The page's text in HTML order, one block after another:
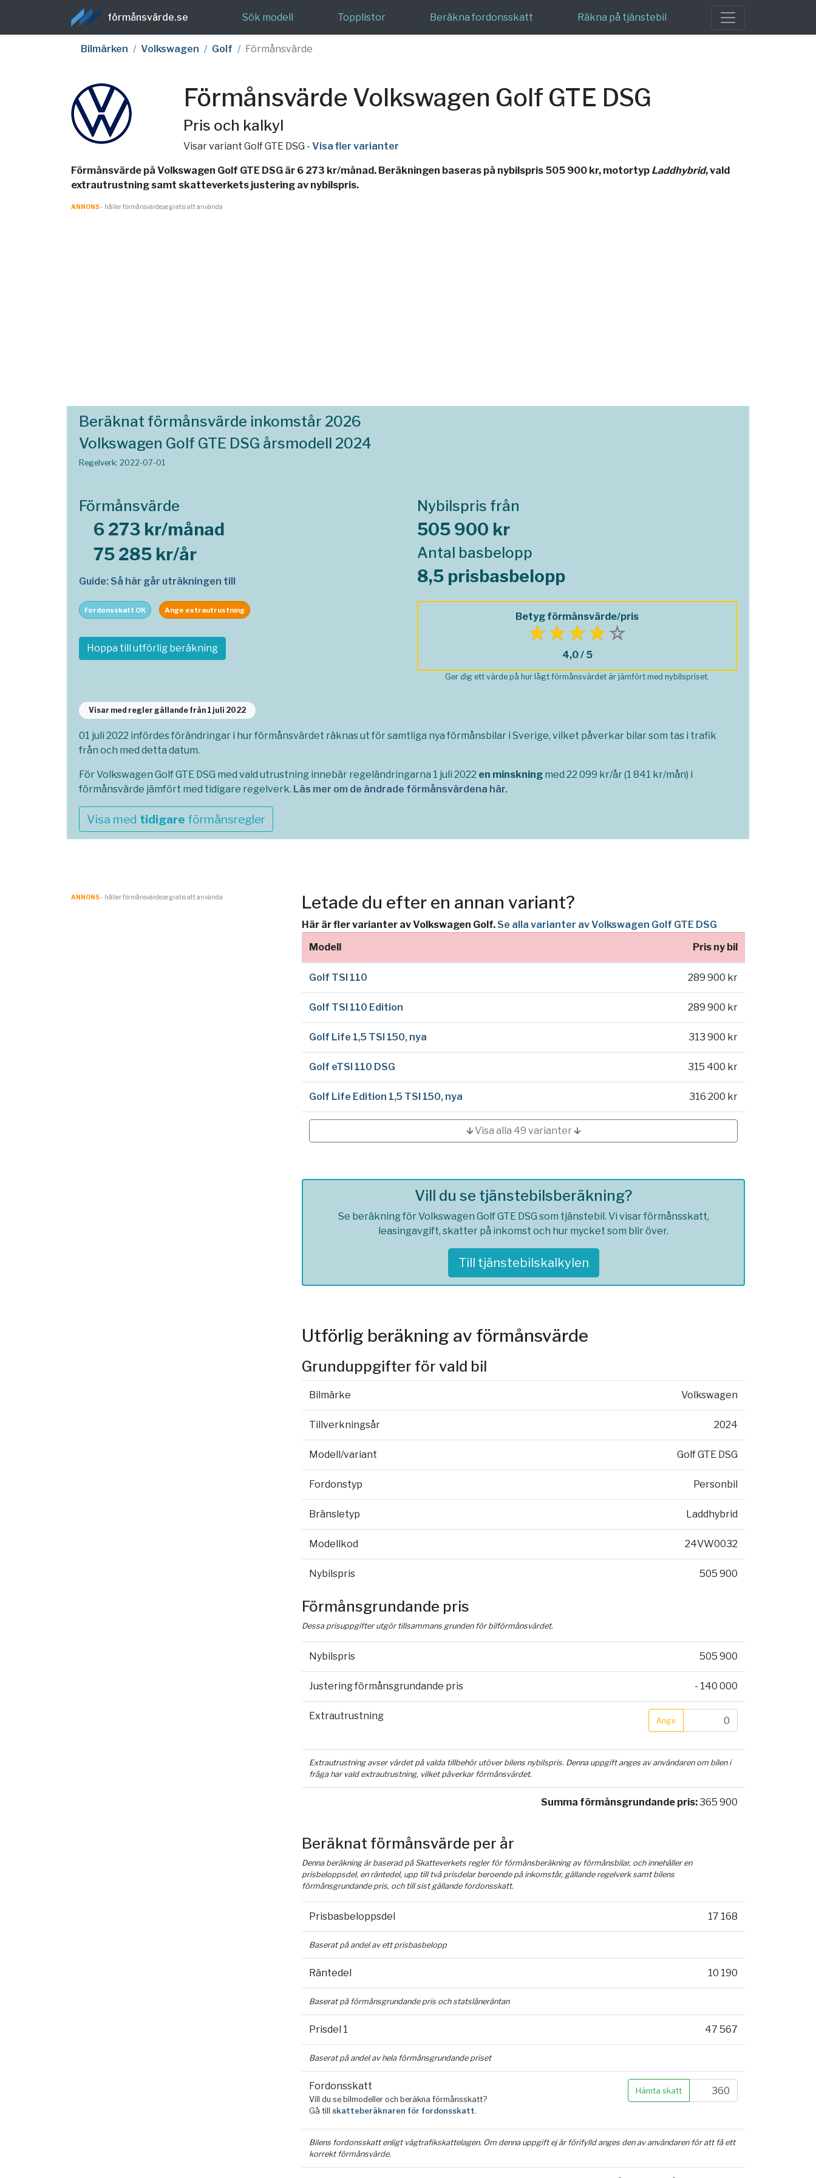
förmånsvärde.se Sök modell Topplistor Beräkna fordonsskatt Räkna på tjänstebil
Bilmärken Volkswagen Golf Förmånsvärde
Förmånsvärde Volkswagen Golf GTE DSG
Pris och kalkyl
Visar variant Golf GTE DSG - Visa fler varianter
Förmånsvärde på Volkswagen Golf GTE DSG är 6 273 kr/månad. Beräkningen baseras på nybilspris 505 900 kr, motortyp Laddhybrid, vald
extrautrustning samt skatteverkets justering av nybilspris.
ANNONS- håller förmånsvärde.se gratis att använda
Beräknat förmånsvärde inkomstår 2026
Volkswagen Golf GTE DSG årsmodell 2024
Regelverk: 2022-07-01
Förmånsvärde
6 273 kr/månad
75 285 kr/år
Guide: Så här går uträkningen till
Nybilspris från
505 900 kr
Antal basbelopp
8,5 prisbasbelopp
Fordonsskatt OK Ange extrautrustning
Hoppa till utförlig beräkning
Betyg förmånsvärde/pris
4,0 / 5
Ger dig ett värde på hur lågt förmånsvärdet är jämfört med nybilspriset.
Visar med regler gällande från 1 juli 2022
01 juli 2022 infördes förändringar i hur förmånsvärdet räknas ut för samtliga nya förmånsbilar i Sverige, vilket påverkar bilar som tas i trafik
från och med detta datum.
För Volkswagen Golf GTE DSG med vald utrustning innebär regeländringarna 1 juli 2022 en minskning med 22 099 kr/år (1 841 kr/mån) i
förmånsvärde jämfört med tidigare regelverk. Läs mer om de ändrade förmånsvärdena här.
Visa med tidigare förmånsregler
ANNONS- håller förmånsvärde.se gratis att använda Letade du efter en annan variant?
Här är fler varianter av Volkswagen Golf. Se alla varianter av Volkswagen Golf GTE DSG
Modell
Pris ny bil
Golf TSI 110 289 900 kr
Golf TSI 110 Edition 289 900 kr
Golf Life 1,5 TSI 150, nya 313 900 kr
Golf eTSI 110 DSG 315 400 kr
Golf Life Edition 1,5 TSI 150, nya 316 200 kr
🡳 Visa alla 49 varianter 🡳
Vill du se tjänstebilsberäkning?
Se beräkning för Volkswagen Golf GTE DSG som tjänstebil. Vi visar förmånsskatt,
leasingavgift, skatter på inkomst och hur mycket som blir över.
Till tjänstebilskalkylen
Utförlig beräkning av förmånsvärde
Grunduppgifter för vald bil
Bilmärke Volkswagen
Tillverkningsår 2024
Modell/variant Golf GTE DSG
Fordonstyp Personbil
Bränsletyp Laddhybrid
Modellkod 24VW0032
Nybilspris 505 900
Förmånsgrundande pris
Dessa prisuppgifter utgör tillsammans grunden för bilförmånsvärdet.
Nybilspris 505 900
Justering förmånsgrundande pris - 140 000
Extrautrustning Ange
Extrautrustning avser värdet på valda tillbehör utöver bilens nybilspris. Denna uppgift anges av användaren om bilen i
fråga har vald extrautrustning, vilket påverkar förmånsvärdet.
Summa förmånsgrundande pris:365 900
Beräknat förmånsvärde per år
Denna beräkning är baserad på Skatteverkets regler för förmånsberäkning av förmånsbilar, och innehåller en
prisbeloppsdel, en räntedel, upp till två prisdelar beroende på inkomstår, gällande regelverk samt bilens
förmånsgrundande pris, och till sist gällande fordonsskatt.
Prisbasbeloppsdel 17 168
Baserat på andel av ett prisbasbelopp
Räntedel 10 190
Baserat på förmånsgrundande pris och statslåneräntan
Prisdel 1 47 567
Baserat på andel av hela förmånsgrundande priset
Fordonsskatt
Vill du se bilmodeller och beräkna förmånsskatt?
Gå till skatteberäknaren för fordonsskatt.
Hämta skatt
Bilens fordonsskatt enligt vägtrafikskattelagen. Om denna uppgift ej är förifylld anges den av användaren för att få ett
korrekt förmånsvärde.